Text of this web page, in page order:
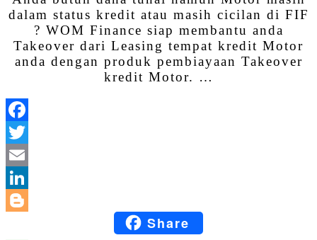
dalam status kredit atau masih cicilan di FIF
? WOM Finance siap membantu anda
Takeover dari Leasing tempat kredit Motor
anda dengan produk pembiayaan Takeover
kredit Motor. …
BloggerShare